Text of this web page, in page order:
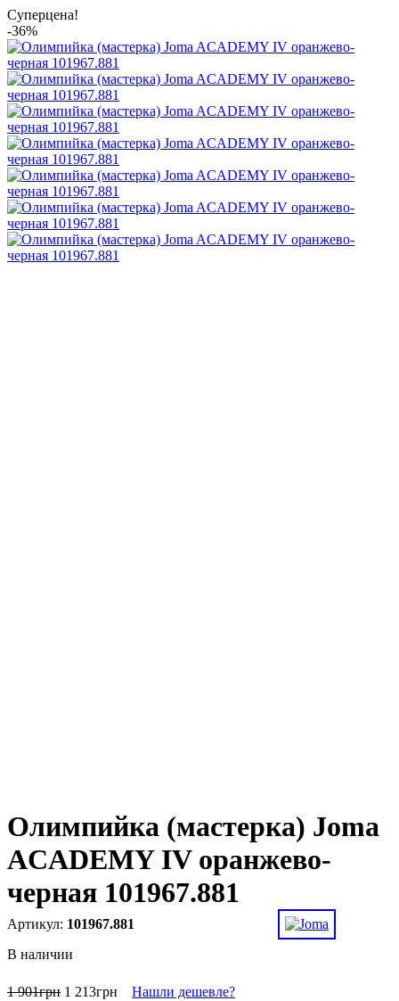
Суперцена!
-36%
Олимпийка (мастерка) Joma
ACADEMY IV оранжево-
черная 101967.881
101967.881
В наличии
1 901грн 1 213грн Нашли дешевле?